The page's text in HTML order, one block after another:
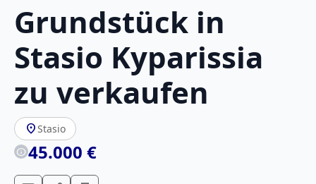
Grundstück in
Stasio Kyparissia
zu verkaufen
location_onStasio
info 45.000 €